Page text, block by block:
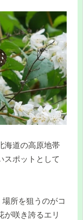
海道の高原地帯
スポットとして
所を狙うのがコ
が咲き誇るエリ